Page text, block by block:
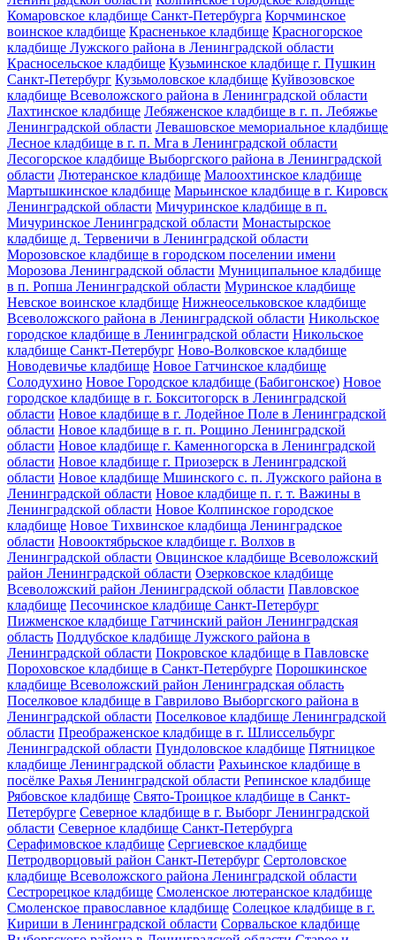
Комаровское кладбище Санкт-Петербурга Корчминское
воинское кладбище Красненькое кладбище Красногорское
кладбище Лужского района в Ленинградской области
Красносельское кладбище Кузьминское кладбище г. Пушкин
Санкт-Петербург Кузьмоловское кладбище Куйвозовское
кладбище Всеволожского района в Ленинградской области
Лахтинское кладбище Лебяженское кладбище в г. п. Лебяжье
Ленинградской области Левашовское мемориальное кладбище
Лесное кладбище в г. п. Мга в Ленинградской области
Лесогорское кладбище Выборгского района в Ленинградской
области Лютеранское кладбище Малоохтинское кладбище
Мартышкинское кладбище Марьинское кладбище в г. Кировск
Ленинградской области Мичуринское кладбище в п.
Мичуринское Ленинградской области Монастырское
кладбище д. Тервеничи в Ленинградской области
Морозовское кладбище в городском поселении имени
Морозова Ленинградской области Муниципальное кладбище
в п. Ропша Ленинградской области Муринское кладбище
Невское воинское кладбище Нижнеосельковское кладбище
Всеволожского района в Ленинградской области Никольское
городское кладбище в Ленинградской области Никольское
кладбище Санкт-Петербург Ново-Волковское кладбище
Новодевичье кладбище Новое Гатчинское кладбище
Солодухино Новое Городское кладбище (Бабигонское) Новое
городское кладбище в г. Бокситогорск в Ленинградской
области Новое кладбище в г. Лодейное Поле в Ленинградской
области Новое кладбище в г. п. Рощино Ленинградской
области Новое кладбище г. Каменногорска в Ленинградской
области Новое кладбище г. Приозерск в Ленинградской
области Новое кладбище Мшинского с. п. Лужского района в
Ленинградской области Новое кладбище п. г. т. Важины в
Ленинградской области Новое Колпинское городское
кладбище Новое Тихвинское кладбища Ленинградское
области Новооктябрьское кладбище г. Волхов в
Ленинградской области Овцинское кладбище Всеволожский
район Ленинградской области Озерковское кладбище
Всеволожский район Ленинградской области Павловское
кладбище Песочинское кладбище Санкт-Петербург
Пижменское кладбище Гатчинский район Ленинградская
область Поддубское кладбище Лужского района в
Ленинградской области Покровское кладбище в Павловске
Пороховское кладбище в Санкт-Петербурге Порошкинское
кладбище Всеволожский район Ленинградская область
Поселковое кладбище в Гаврилово Выборгского района в
Ленинградской области Поселковое кладбище Ленинградской
области Преображенское кладбище в г. Шлиссельбург
Ленинградской области Пундоловское кладбище Пятницкое
кладбище Ленинградской области Рахьинское кладбище в
посёлке Рахья Ленинградской области Репинское кладбище
Рябовское кладбище Свято-Троицкое кладбище в Санкт-
Петербурге Северное кладбище в г. Выборг Ленинградской
области Северное кладбище Санкт-Петербурга
Серафимовское кладбище Сергиевское кладбище
Петродворцовый район Санкт-Петербург Сертоловское
кладбище Всеволожского района Ленинградской области
Сестрорецкое кладбище Смоленское лютеранское кладбище
Смоленское православное кладбище Солецкое кладбище в г.
Кириши в Ленинградской области Сорвальское кладбище